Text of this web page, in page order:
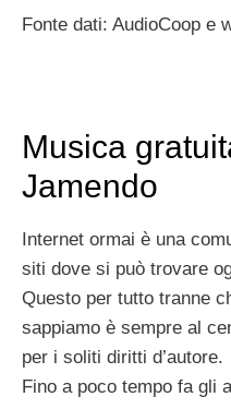
Fonte dati: AudioCoop e
Musica
Jamendo
Internet ormai è una
siti dove si può trovare
Questo per tutto tranne
sappiamo è sempre al
per i soliti diritti d’autore.
Fino a poco tempo fa gli